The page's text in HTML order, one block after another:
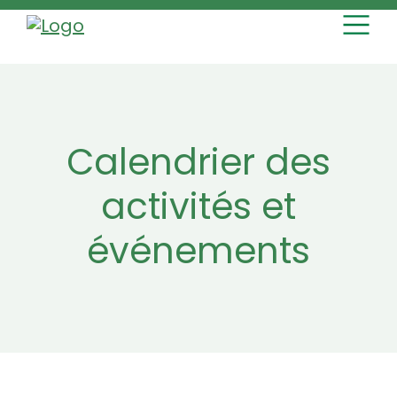
Skip to content MAIN
Calendrier des
activités et
événements